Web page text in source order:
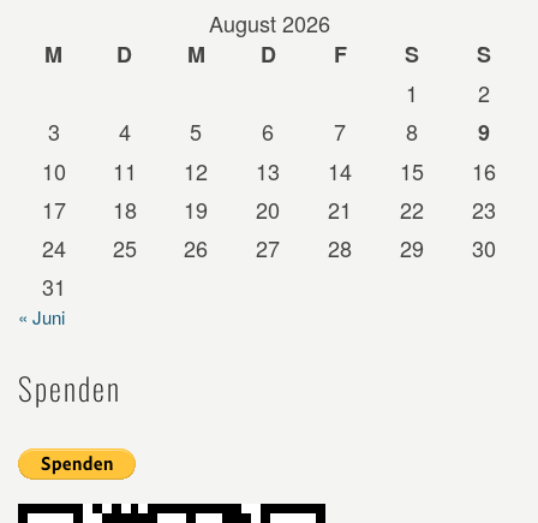
August 2026
M
D M D F S
S
1
2
3
4 5 6 7 8
9
10
11 12 13 14 15
16
17
18 19 20 21 22
23
24
25 26 27 28 29
30
31
« Juni
Spenden